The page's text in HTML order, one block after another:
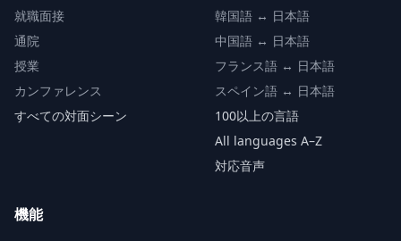
就職面接
通院
授業
カンファレンス
すべての対面シーン
韓国語 ↔ 日本語
中国語 ↔ 日本語
フランス語 ↔ 日本語
スペイン語 ↔ 日本語
100以上の言語
All languages A–Z
対応音声
機能